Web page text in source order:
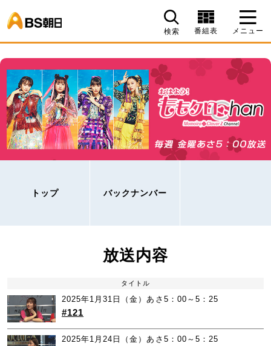
検索 番組表 メニュー
トップ バックナンバー
放送内容
タイトル
2025年1月31日（金）あさ5：00～5：25
#121
2025年1月24日（金）あさ5：00～5：25